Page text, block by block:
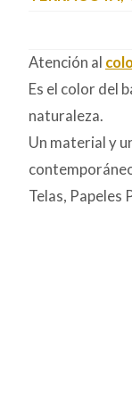
Atención al
Es el color del
naturaleza.
Un material y
Telas,